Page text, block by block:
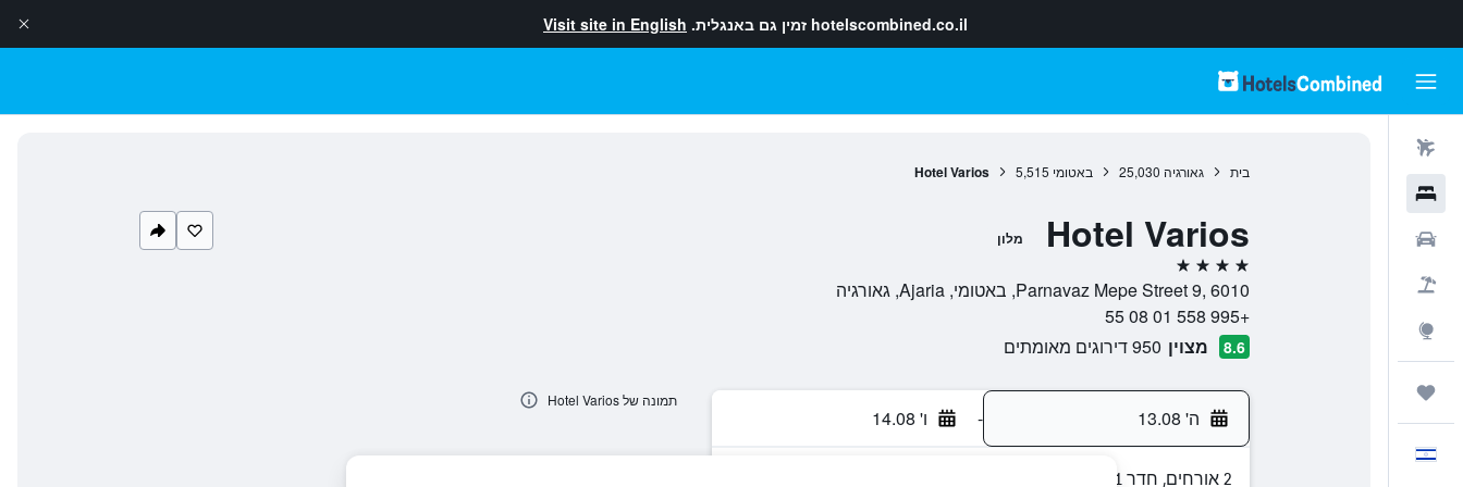
hotelscombined.co.il זמין גם באנגלית. Visit site in English
בית גאורגיה 25,030 באטומי 5,515
Hotel Varios
Hotel Varios מלון
4 כוכבים
Parnavaz Mepe Street 9, 6010, באטומי, Ajaria, גאורגיה
+995 558 01 08 55
8.6 מצוין 950 דירוגים מאומתים
ה' 13.08 - ו' 14.08
2 אורחים, חדר 1
תמונה של Hotel Varios